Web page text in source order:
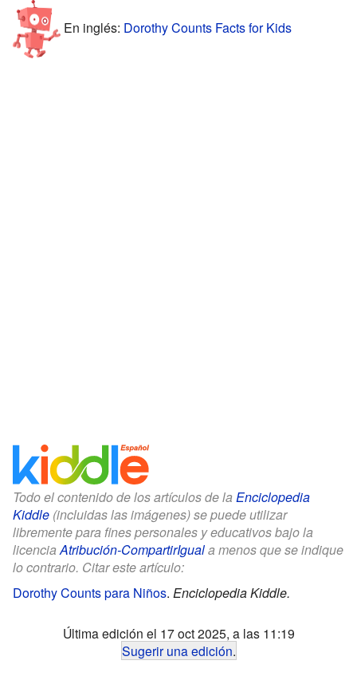
En inglés: Dorothy Counts Facts for Kids
Todo el contenido de los artículos de la Enciclopedia
Kiddle (incluidas las imágenes) se puede utilizar
libremente para fines personales y educativos bajo la
licenciaAtribución-CompartirIguala menos que se indique
lo contrario. Citar este artículo:
Dorothy Counts para Niños. Enciclopedia Kiddle.
Última edición el 17 oct 2025, a las 11:19
Sugerir una edición.